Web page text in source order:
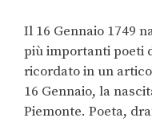
Il 16 Gennaio 1749
più importanti poeti
ricordato in un
16 Gennaio, la
Piemonte. Poeta,